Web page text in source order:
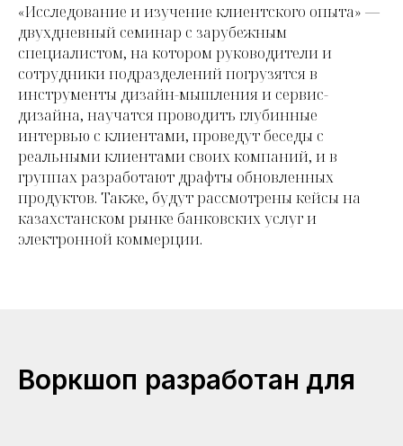
«Исследование и изучение клиентского опыта» —
двухдневный семинар с зарубежным
специалистом, на котором руководители и
сотрудники подразделений погрузятся в
инструменты дизайн-мышления и сервис-
дизайна, научатся проводить глубинные
интервью с клиентами, проведут беседы с
реальными клиентами своих компаний, и в
группах разработают драфты обновленных
продуктов. Также, будут рассмотрены кейсы на
казахстанском рынке банковских услуг и
электронной коммерции.
Воркшоп разработан для